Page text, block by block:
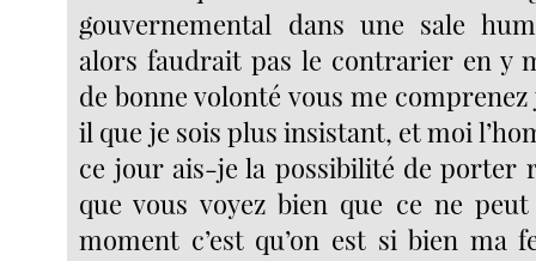
gouvernemental dans une sale
alors faudrait pas le contrarier en y
de bonne volonté vous me
il que je sois plus insistant, et moi
ce jour ais-je la possibilité de porter
que vous voyez bien que ce ne
moment c’est qu’on est si bien ma